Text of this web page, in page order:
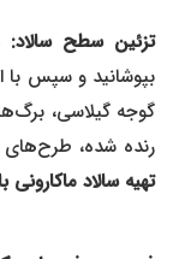
تزئین سطح سالاد:
بپوشانید و سپس با
گوجه گیلاسی،
رنده شده، طرح‌های
تهیه سالاد ماکارونی با